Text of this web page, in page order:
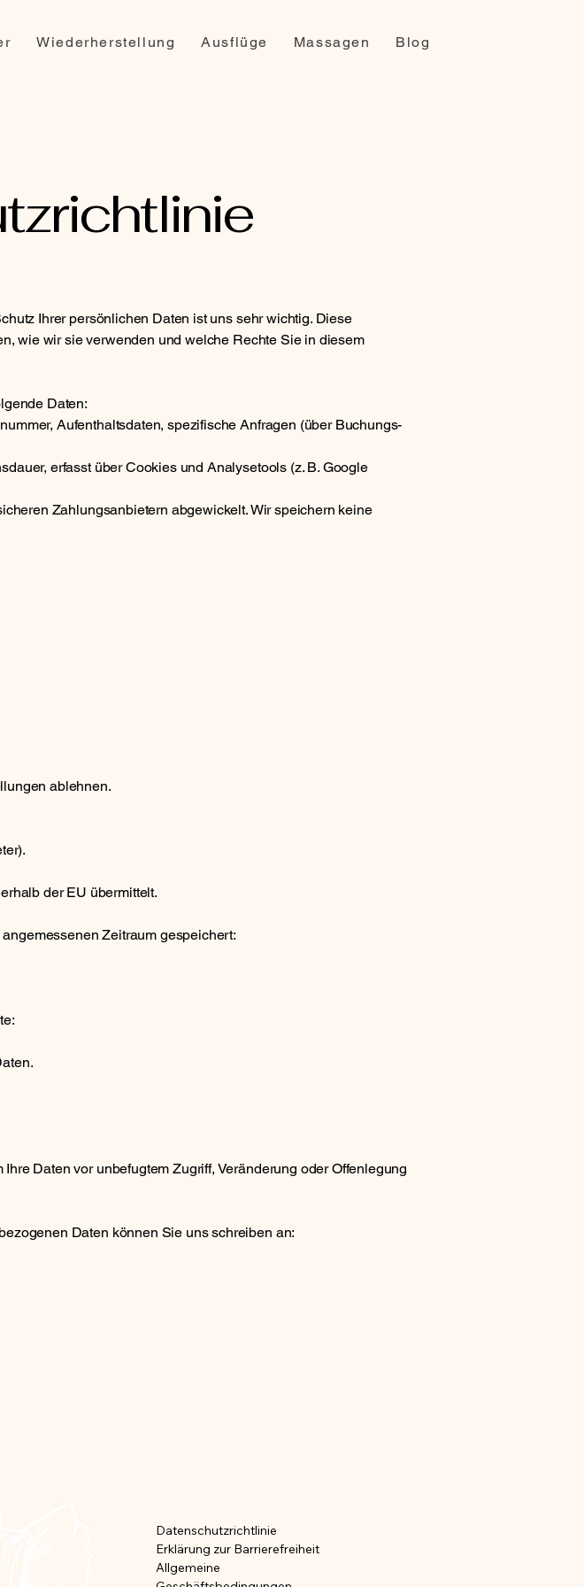
Wiederherstellung Ausflüge Massagen Blog
Ihrer persönlichen Daten ist uns sehr wichtig. Diese
wie wir sie verwenden und welche Rechte Sie in diesem
Daten:
Aufenthaltsdaten, spezifische Anfragen (über Buchungs-
erfasst über Cookies und Analysetools (z. B. Google
Zahlungsanbietern abgewickelt. Wir speichern keine
ablehnen.
der EU übermittelt.
Zeitraum gespeichert:
Daten vor unbefugtem Zugriff, Veränderung oder Offenlegung
Daten können Sie uns schreiben an:
Datenschutzrichtlinie
Erklärung zur Barrierefreiheit
Allgemeine